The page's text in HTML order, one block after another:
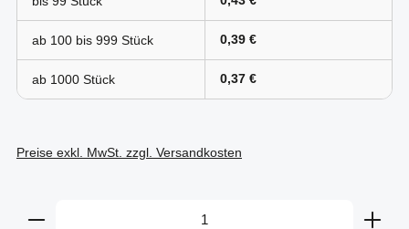
ab 100 bis 999 0,39 €
ab 1000 0,37 €
Preise exkl. MwSt. zzgl. Versandkosten
Produkt Anzahl: Gib den gewünschten Wert ein